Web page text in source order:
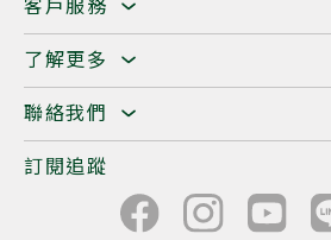
客戶服務
了解更多
聯絡我們
訂閱追蹤